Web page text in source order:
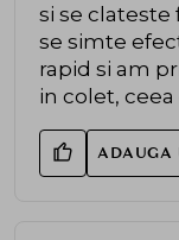
si se clateste
se simte
rapid si am
in colet,
ADAUGA